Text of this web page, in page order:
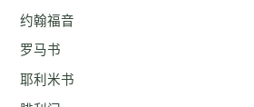
约翰福音
罗马书
耶利米书